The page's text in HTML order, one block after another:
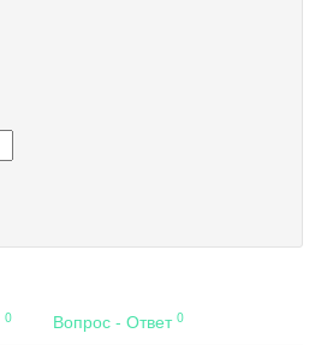
0 Вопрос - Ответ 0